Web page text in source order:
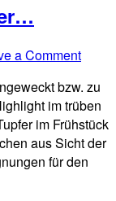
a Comment
bzw. zu
im trüben
im Frühstück
aus Sicht der
für den